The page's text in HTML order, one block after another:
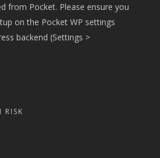
from Pocket. Please ensure you
on the Pocket WP settings
backend (Settings >
RISK